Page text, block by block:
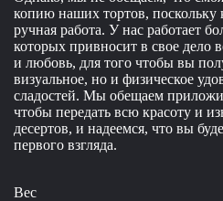
копию наших тортов, поскольку
ручная работа. У нас работает
которых привносит в свое дело
и любовь, для того чтобы вы
визуальное, но и физическое
сладостей. Мы обещаем
чтобы передать всю красоту и
десертов, и надеемся, что вы
первого взгляда.
Вес